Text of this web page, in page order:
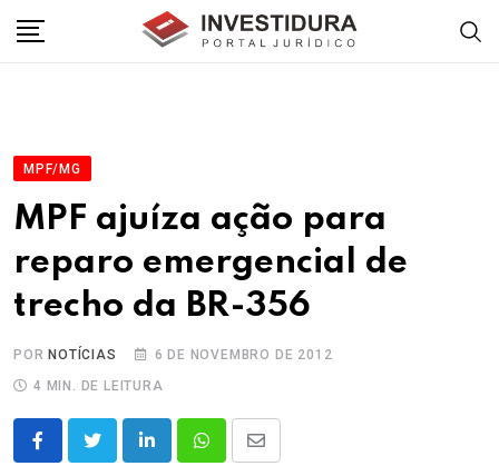
MPF/MG
MPF ajuíza ação para
reparo emergencial de
trecho da BR-356
POR NOTÍCIAS
6 DE NOVEMBRO DE 2012
4 MIN. DE LEITURA
LinkedInWhatsappShare